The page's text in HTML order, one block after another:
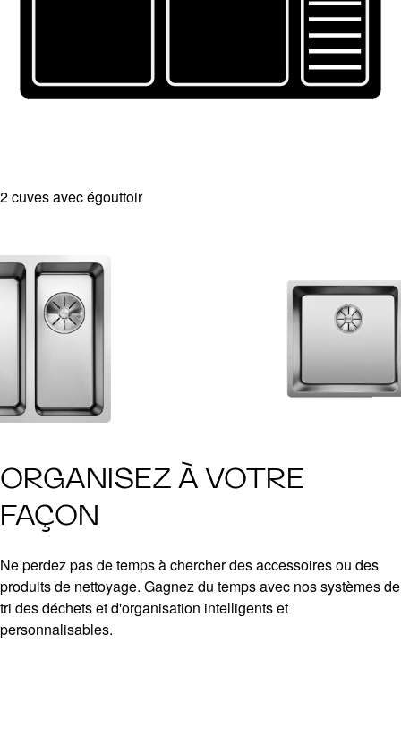
2 cuves avec égouttoir
ORGANISEZ À VOTRE
FAÇON
Ne perdez pas de temps à chercher des accessoires ou des
produits de nettoyage. Gagnez du temps avec nos systèmes de
tri des déchets et d'organisation intelligents et
personnalisables.